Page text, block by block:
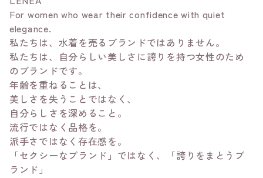
For women who wear their confidence with quiet
elegance.
私たちは、水着を売るブランドではありません。
私たちは、自分らしい美しさに誇りを持つ女性のため
のブランドです。
年齢を重ねることは、
美しさを失うことではなく、
自分らしさを深めること。
流行ではなく品格を。
派手さではなく存在感を。
「セクシーなブランド」ではなく、「誇りをまとうブ
ランド」